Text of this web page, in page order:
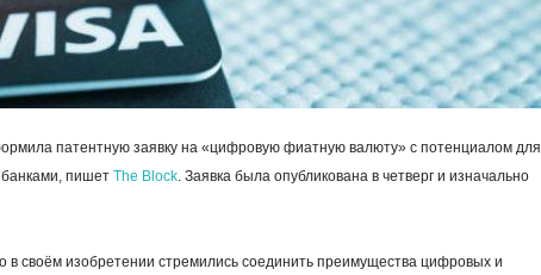
патентную заявку на «цифровую фиатную валюту» с потенциалом для
пишет The Block. Заявка была опубликована в четверг и изначально
в своём изобретении стремились соединить преимущества цифровых и